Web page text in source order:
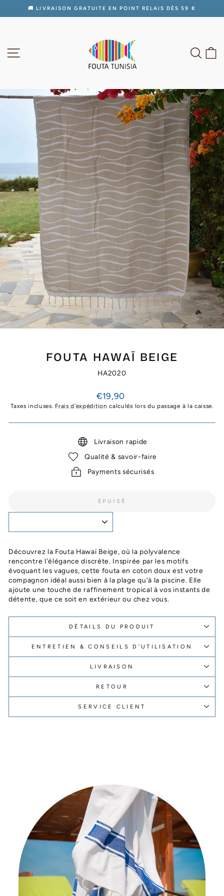
Diaporama
🚚 LIVRAISON GRATUITE EN POINT RELAIS DÈS 59 €
FOUTA HAWAÏ BEIGE
HA2020
Prix
régulier
€19,90
Taxes incluses. Frais d'expédition calculés lors du passage à la caisse.
Livraison rapide
Qualité & savoir-faire
Payments sécurisés
ÉPUISÉ
Découvrez la Fouta Hawaï Beige, où la polyvalence
rencontre l'élégance discrète. Inspirée par les motifs
évoquant les vagues, cette fouta en coton doux est votre
compagnon idéal aussi bien à la plage qu'à la piscine. Elle
ajoute une touche de raffinement tropical à vos instants de
détente, que ce soit en extérieur ou chez vous.
DÉTAILS DU PRODUIT
ENTRETIEN & CONSEILS D’UTILISATION
LIVRAISON
RETOUR
SERVICE CLIENT